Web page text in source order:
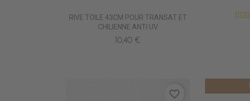
RIVE TOILE 43CM POUR TRANSAT ET
CHILIENNE ANTI UV
10,40 €
favorite_border